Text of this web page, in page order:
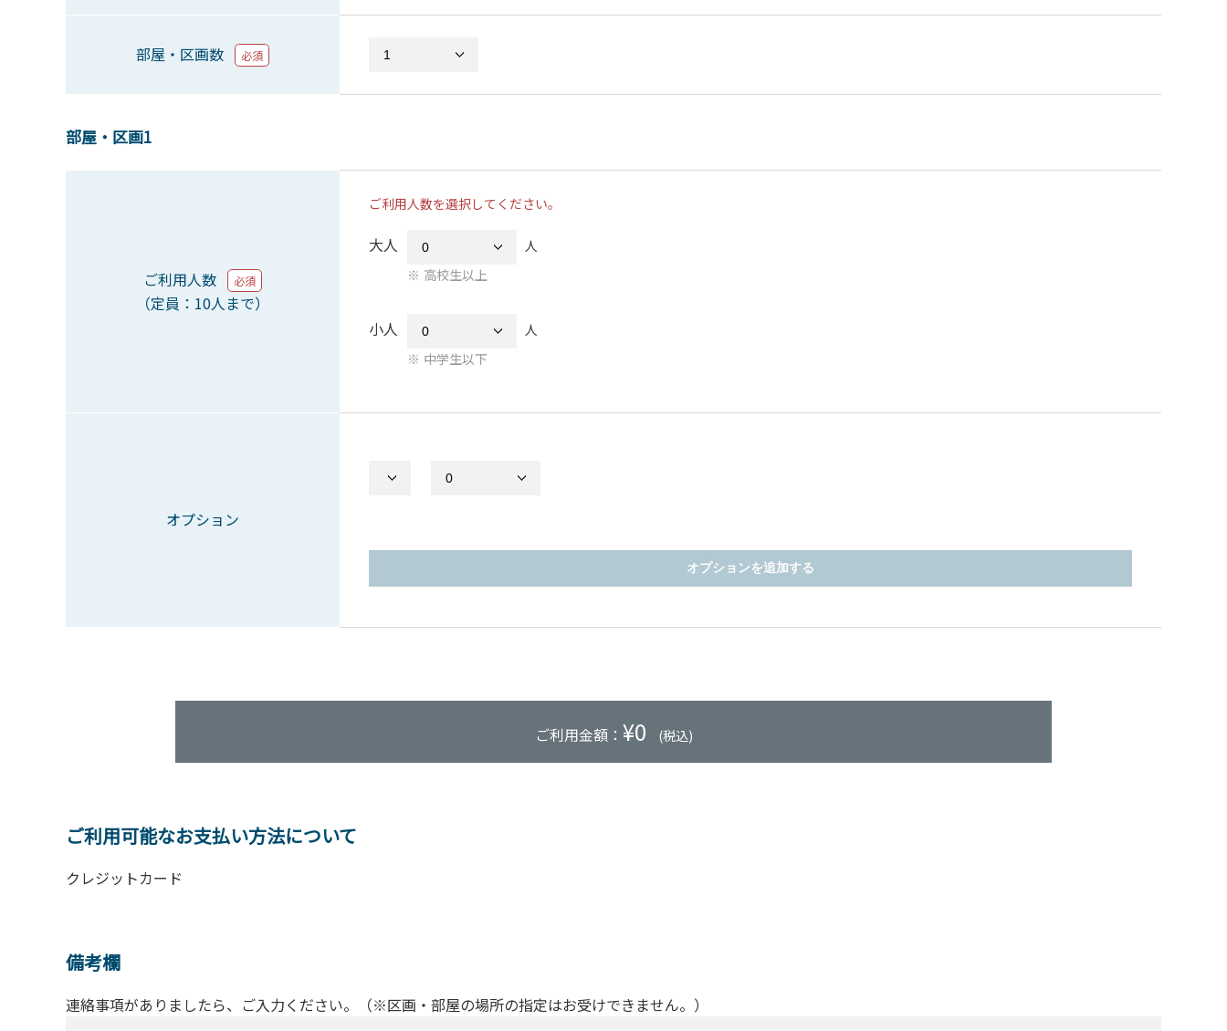
部屋・区画数 必須
部屋・区画1
ご利用人数 必須
（定員：10人まで）
ご利用人数を選択してください。
大人
人
高校生以上
小人
人
中学生以下
オプション
オプションを追加する
ご利用金額： ¥0 (税込)
ご利用可能なお支払い方法について
クレジットカード
備考欄
連絡事項がありましたら、ご入力ください。（※区画・部屋の場所の指定はお受けできません。）